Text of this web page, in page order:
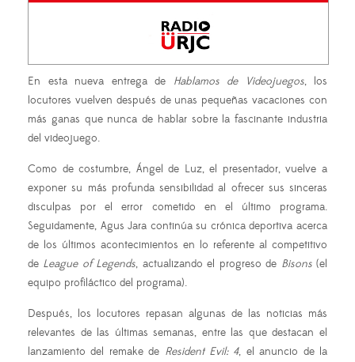
En esta nueva entrega de Hablamos de Videojuegos, los
locutores vuelven después de unas pequeñas vacaciones con
más ganas que nunca de hablar sobre la fascinante industria
del videojuego.
Como de costumbre, Ángel de Luz, el presentador, vuelve a
exponer su más profunda sensibilidad al ofrecer sus sinceras
disculpas por el error cometido en el último programa.
Seguidamente, Agus Jara continúa su crónica deportiva acerca
de los últimos acontecimientos en lo referente al competitivo
de League of Legends, actualizando el progreso de Bisons(el
equipo profiláctico del programa).
Después, los locutores repasan algunas de las noticias más
relevantes de las últimas semanas, entre las que destacan el
lanzamiento del remake de Resident Evil: 4, el anuncio de la